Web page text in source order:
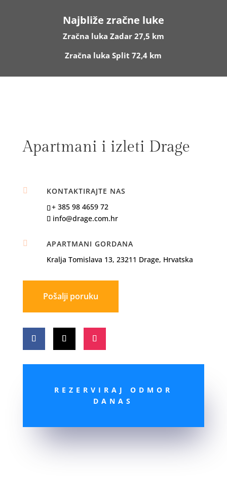
Najbliže zračne luke
Zračna luka Zadar 27,5 km
Zračna luka Split 72,4 km
Apartmani i izleti Drage

KONTAKTIRAJTE NAS
+ 385 98 4659 72
info@drage.com.hr

APARTMANI GORDANA
Kralja Tomislava 13, 23211 Drage, Hrvatska
Pošalji poruku
REZERVIRAJ ODMOR
DANAS